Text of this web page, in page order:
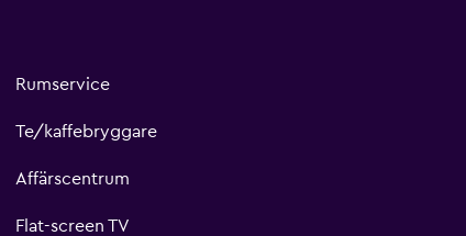
Rumservice
Te/kaffebryggare
Affärscentrum
Flat-screen TV